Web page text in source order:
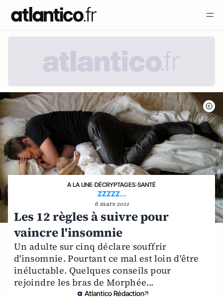
A LA UNE›DÉCRYPTAGES›SANTÉ
ZZZZZ...
6 mars 2012
Les 12 règles à suivre pour
vaincre l'insomnie
Un adulte sur cinq déclare souffrir
d'insomnie. Pourtant ce mal est loin d'être
inéluctable. Quelques conseils pour
rejoindre les bras de Morphée...
Atlantico Rédaction